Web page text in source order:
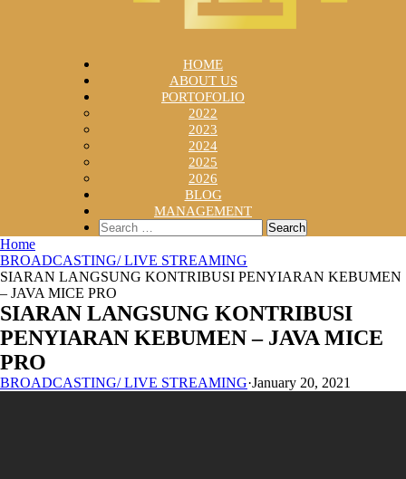
HOME
ABOUT US
PORTOFOLIO
2022
2023
2024
2025
2026
BLOG
MANAGEMENT
Search
Home
BROADCASTING/ LIVE STREAMING
SIARAN LANGSUNG KONTRIBUSI PENYIARAN KEBUMEN
– JAVA MICE PRO
SIARAN LANGSUNG KONTRIBUSI
PENYIARAN KEBUMEN – JAVA MICE
PRO
BROADCASTING/ LIVE STREAMING·January 20, 2021